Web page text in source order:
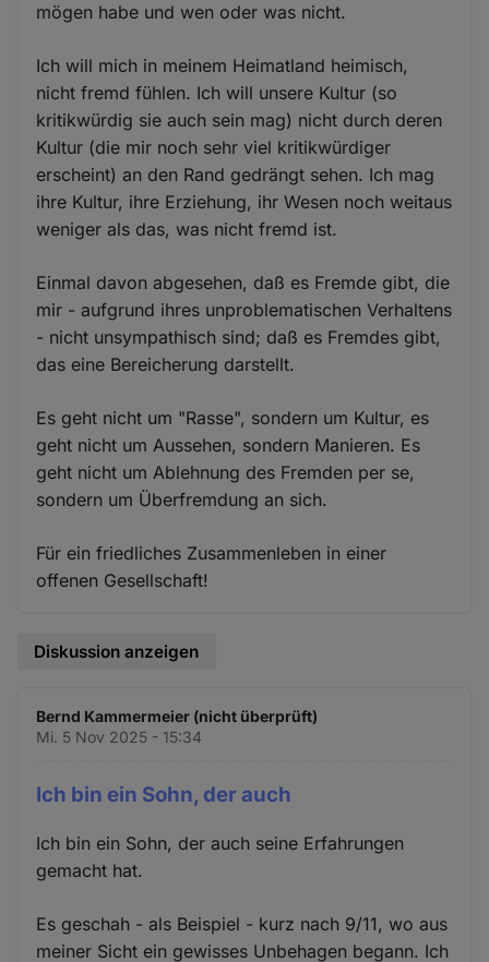
mögen habe und wen oder was nicht.
Ich will mich in meinem Heimatland heimisch,
nicht fremd fühlen. Ich will unsere Kultur (so
kritikwürdig sie auch sein mag) nicht durch deren
Kultur (die mir noch sehr viel kritikwürdiger
erscheint) an den Rand gedrängt sehen. Ich mag
ihre Kultur, ihre Erziehung, ihr Wesen noch weitaus
weniger als das, was nicht fremd ist.
Einmal davon abgesehen, daß es Fremde gibt, die
mir - aufgrund ihres unproblematischen Verhaltens
- nicht unsympathisch sind; daß es Fremdes gibt,
das eine Bereicherung darstellt.
Es geht nicht um "Rasse", sondern um Kultur, es
geht nicht um Aussehen, sondern Manieren. Es
geht nicht um Ablehnung des Fremden per se,
sondern um Überfremdung an sich.
Für ein friedliches Zusammenleben in einer
offenen Gesellschaft!
Diskussion anzeigen
Bernd Kammermeier (nicht überprüft)
Mi. 5 Nov 2025 - 15:34
Ich bin ein Sohn, der auch
Ich bin ein Sohn, der auch seine Erfahrungen
gemacht hat.
Es geschah - als Beispiel - kurz nach 9/11, wo aus
meiner Sicht ein gewisses Unbehagen begann. Ich